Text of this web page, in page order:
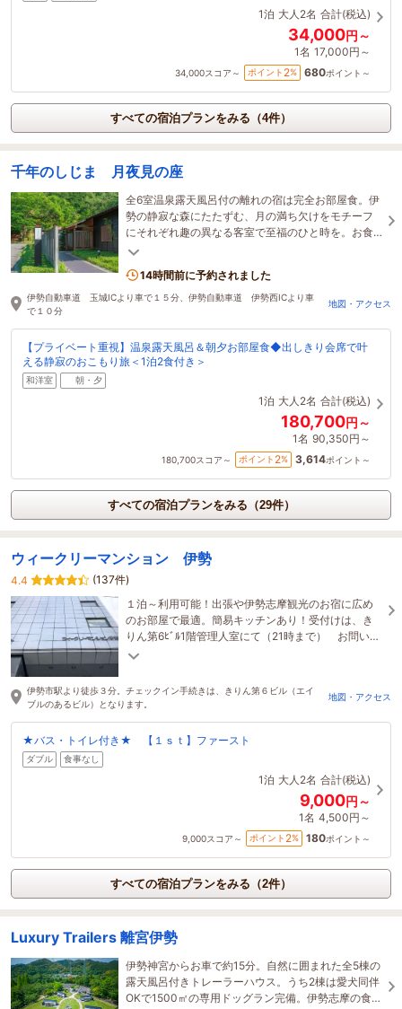
1泊 大人2名 合計(税込)
34,000円～
1名 17,000円～
34,000スコア～ ポイント 2% 680ポイント～
すべての宿泊プランをみる（4件）
千年のしじま 月夜見の座
全6室温泉露天風呂付の離れの宿は完全お部屋食。伊
勢の静寂な森にたたずむ、月の満ち欠けをモチーフ
にそれぞれ趣の異なる客室で至福のひと時を。お食
事は伊勢志摩の旬の食材を季節に応じてご提供。
14時間前に予約されました
伊勢自動車道 玉城ICより車で１５分、伊勢自動車道 伊勢西ICより車
で１０分
地図・アクセス
【プライベート重視】温泉露天風呂＆朝夕お部屋食◆出しきり会席で叶
える静寂のおこもり旅＜1泊2食付き＞
和洋室 朝・夕
1泊 大人2名 合計(税込)
180,700円～
1名 90,350円～
180,700スコア～ ポイント 2% 3,614ポイント～
すべての宿泊プランをみる（29件）
ウィークリーマンション 伊勢
4.4
(137件)
１泊～利用可能！出張や伊勢志摩観光のお宿に広め
のお部屋で最適。簡易キッチンあり！受付けは、き
りん第6ﾋﾞﾙ1階管理人室にて（21時まで） お問い合
わせは0596-27-2002へ
伊勢市駅より徒歩３分。チェックイン手続きは、きりん第６ビル（エイ
ブルのあるビル）となります。
地図・アクセス
★バス・トイレ付き★ 【１ｓｔ】ファースト
ダブル 食事なし
1泊 大人2名 合計(税込)
9,000円～
1名 4,500円～
9,000スコア～ ポイント 2% 180ポイント～
すべての宿泊プランをみる（2件）
Luxury Trailers 離宮伊勢
伊勢神宮からお車で約15分。自然に囲まれた全5棟の
露天風呂付きトレーラーハウス。うち2棟は愛犬同伴
OKで1500㎡の専用ドッグラン完備。伊勢志摩の食材